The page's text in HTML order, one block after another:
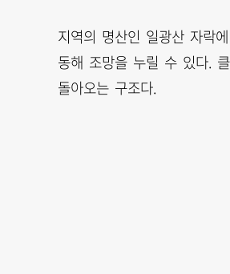
지역의 명산인 일광산 자락
동해 조망을 누릴 수 있다.
돌아오는 구조다.